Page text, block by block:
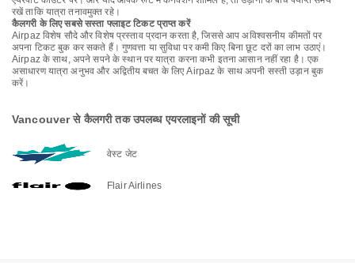
रखें ताकि यात्रा तनावमुक्त रहे।
कैलगरी के लिए सबसे सस्ता फ्लाइट टिकट प्राप्त करें
Airpaz विशेष सौदे और विशेष प्रस्ताव प्रदान करता है, जिससे आप अविश्वसनीय कीमतों पर
अपना टिकट बुक कर सकते हैं। गुणवत्ता या सुविधा पर कमी किए बिना छूट दरों का लाभ उठाएं।
Airpaz के साथ, अपने सपने के स्थान पर यात्रा करना कभी इतना आसान नहीं रहा है। एक
असाधारण यात्रा अनुभव और अद्वितीय बचत के लिए Airpaz के साथ अपनी सस्ती उड़ान बुक
करें।
Vancouver से कैलगरी तक उपलब्ध एयरलाइनों की सूची
वेस्ट जेट
Flair Airlines